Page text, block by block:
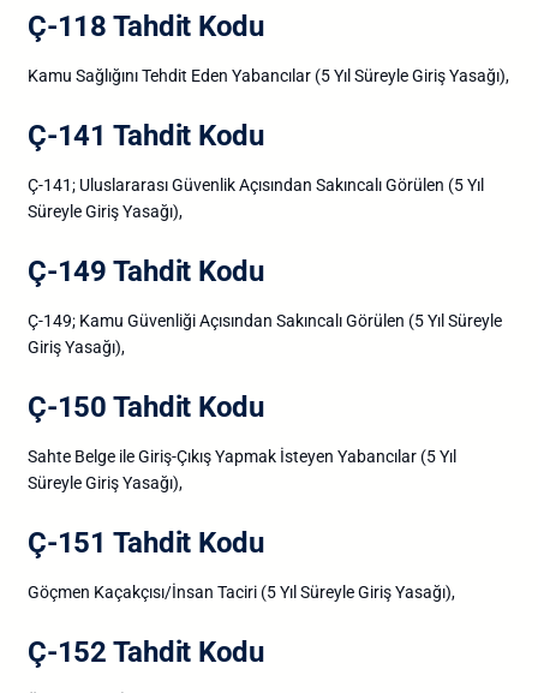
Ç-118 Tahdit Kodu
Kamu Sağlığını Tehdit Eden Yabancılar (5 Yıl Süreyle Giriş Yasağı),
Ç-141 Tahdit Kodu
Ç-141; Uluslararası Güvenlik Açısından Sakıncalı Görülen (5 Yıl
Süreyle Giriş Yasağı),
Ç-149 Tahdit Kodu
Ç-149; Kamu Güvenliği Açısından Sakıncalı Görülen (5 Yıl Süreyle
Giriş Yasağı),
Ç-150 Tahdit Kodu
Sahte Belge ile Giriş-Çıkış Yapmak İsteyen Yabancılar (5 Yıl
Süreyle Giriş Yasağı),
Ç-151 Tahdit Kodu
Göçmen Kaçakçısı/İnsan Taciri (5 Yıl Süreyle Giriş Yasağı),
Ç-152 Tahdit Kodu